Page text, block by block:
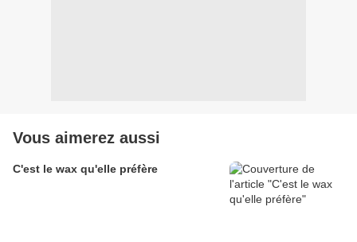
Vous aimerez aussi
C'est le wax qu'elle préfère